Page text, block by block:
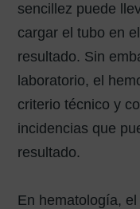
sencillez puede
cargar el tubo en
resultado. Sin
laboratorio, el
criterio técnico y
incidencias que
resultado.
En hematología,